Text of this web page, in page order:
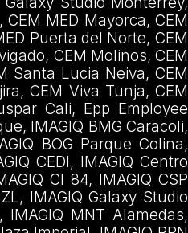
MED Mayorca, CEM
Puerta del Norte, CEM
CEM Molinos, CEM
Santa Lucia Neiva, CEM
CEM Viva Tunja, CEM
Cali, Epp Employee
IMAGIQ BMG Caracoli,
BOG Parque Colina,
CEDI, IMAGIQ Centro
Cl 84, IMAGIQ CSP
IMAGIQ Galaxy Studio
IMAGIQ MNT Alamedas,